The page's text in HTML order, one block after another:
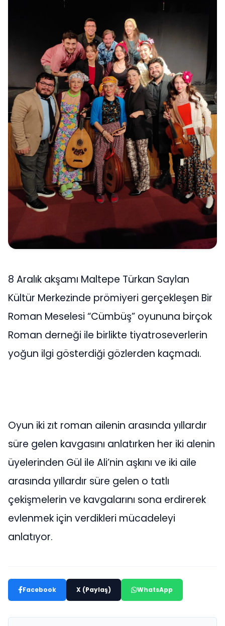
8 Aralık akşamı Maltepe Türkan Saylan
Kültür Merkezinde prömiyeri gerçekleşen Bir
Roman Meselesi “Cümbüş” oyununa birçok
Roman derneği ile birlikte tiyatroseverlerin
yoğun ilgi gösterdiği gözlerden kaçmadı.
Oyun iki zıt roman ailenin arasında yıllardır
süre gelen kavgasını anlatırken her iki alenin
üyelerinden Gül ile Ali’nin aşkını ve iki aile
arasında yıllardır süre gelen o tatlı
çekişmelerin ve kavgalarını sona erdirerek
evlenmek için verdikleri mücadeleyi
anlatıyor.
Facebook X (Paylaş) WhatsApp